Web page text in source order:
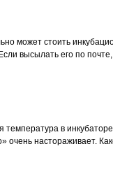
может стоить
высылать его по
в
очень настораживает.